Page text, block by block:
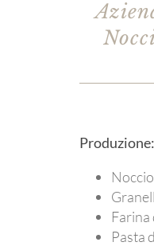
Produzione:
Farina
Pasta